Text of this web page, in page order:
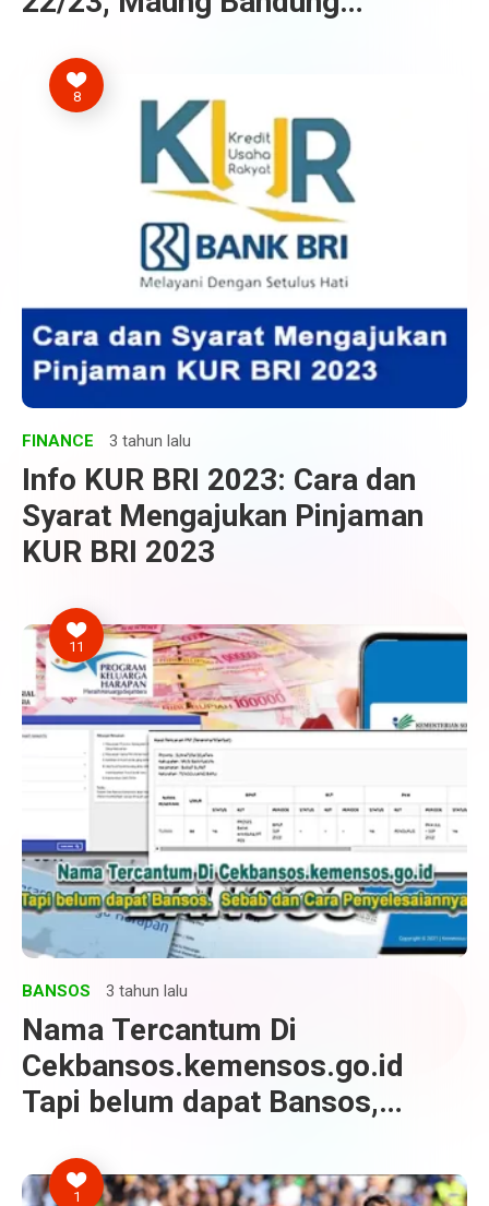
8
FINANCE 3 tahun lalu
Info KUR BRI 2023: Cara dan
Syarat Mengajukan Pinjaman
KUR BRI 2023
11
BANSOS 3 tahun lalu
Nama Tercantum Di
Cekbansos.kemensos.go.id
Tapi belum dapat Bansos,
Penyelesaiannya
1